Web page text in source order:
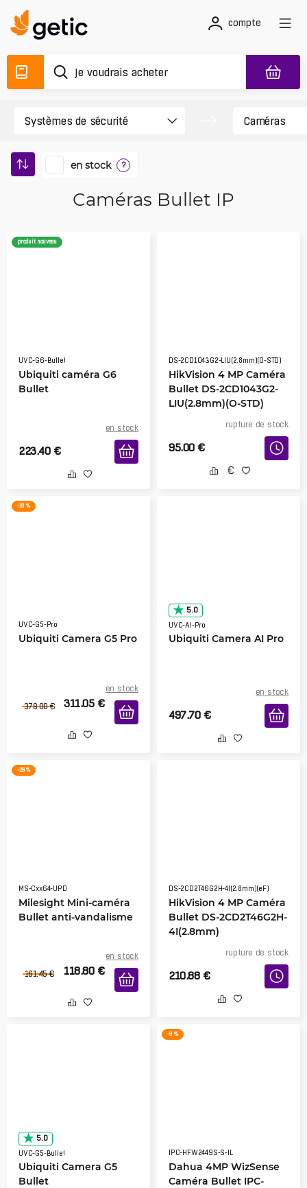
compte
en stock ?
Caméras Bullet IP
produit nouveau
UVC-G6-Bullet
Ubiquiti caméra G6
Bullet
en stock
223.40 €
DS-2CD1043G2-LIU(2.8mm)(O-STD)
HikVision 4 MP Caméra
Bullet DS-2CD1043G2-
LIU(2.8mm)(O-STD)
rupture de stock
95.00 €
-18 %
UVC-G5-Pro
Ubiquiti Camera G5 Pro
en stock
378.00 € 311.05 €
5.0
UVC-AI-Pro
Ubiquiti Camera AI Pro
en stock
497.70 €
-26 %
MS-Cxx64-UPD
Milesight Mini-caméra
Bullet anti-vandalisme
en stock
161.45 € 118.80 €
DS-2CD2T46G2H-4I(2.8mm)(eF)
HikVision 4 MP Caméra
Bullet DS-2CD2T46G2H-
4I(2.8mm)
rupture de stock
210.88 €
5.0
UVC-G5-Bullet
Ubiquiti Camera G5
Bullet
-8 %
IPC-HFW2449S-S-IL
Dahua 4MP WizSense
Caméra Bullet IPC-